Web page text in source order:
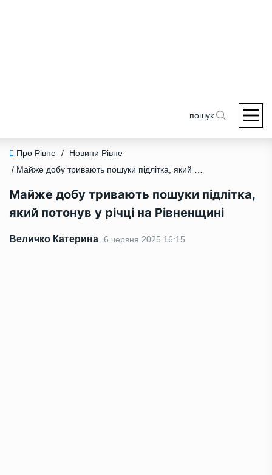
пошук
Про Рівне /
Новини Рівне
/ Майже добу тривають пошуки підлітка, який потонув у річці на Рівненщині
Майже добу тривають пошуки підлітка,
який потонув у річці на Рівненщині
Величко Катерина 6 червня 2025 16:15